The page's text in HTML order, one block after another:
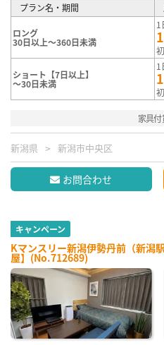
プラン名・期間
ロング
30日以上～360日未満
1
ショート【7日以上】
～30日未満
1
家具
新潟県 新潟市中央区
お問合わせ
キャンペーン
Kマンスリー新潟伊勢丹前（新潟
屋】(No.712689)